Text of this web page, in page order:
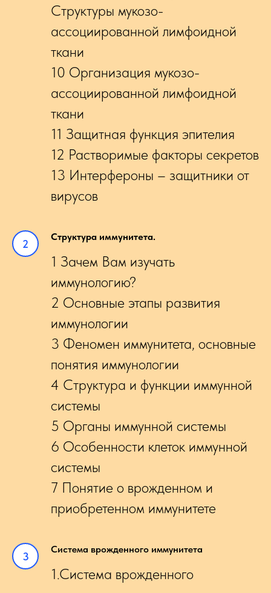
Структуры мукозо-
ассоциированной лимфоидной
ткани
10 Организация мукозо-
ассоциированной лимфоидной
ткани
11 Защитная функция эпителия
12 Растворимые факторы секретов
13 Интерфероны – защитники от
вирусов
Структура иммунитета.
1 Зачем Вам изучать
иммунологию?
2 Основные этапы развития
иммунологии
3 Феномен иммунитета, основные
понятия иммунологии
4 Структура и функции иммунной
системы
5 Органы иммунной системы
6 Особенности клеток иммунной
системы
7 Понятие о врожденном и
приобретенном иммунитете
Система врожденного иммунитета
1.Система врожденного